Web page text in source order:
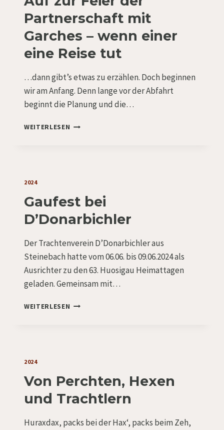
Partnerschaft mit
Garches – wenn einer
eine Reise tut
…dann gibt’s etwas zu erzählen. Doch beginnen
wir am Anfang. Denn lange vor der Abfahrt
beginnt die Planung und die…
WEITERLESEN AUF
–
WENN
EINER
REISE
2024
Gaufest bei
D’Donarbichler
Der Trachtenverein D’Donarbichler aus
Steinebach hatte vom 06.06. bis 09.06.2024 als
Ausrichter zu den 63. Huosigau Heimattagen
geladen. Gemeinsam mit…
WEITERLESEN GAUFEST
2024
Von Perchten, Hexen
und Trachtlern
Huraxdax, packs bei der Hax‘, packs beim Zeh,